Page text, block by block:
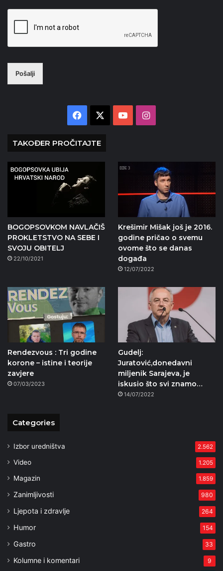
Pošalji
Facebook YouTubeInstagram
TAKOĐER PROČITAJTE
BOGOPSOVKOM NAVLAČIŠ
PROKLETSTVO NA SEBE I
SVOJU OBITELJ
22/10/2021
Krešimir Mišak još je 2016.
godine pričao o svemu
ovome što se danas
događa
12/07/2022
Rendezvous : Tri godine
korone – istine i teorije
zavjere
07/03/2023
Gudelj:
Juratović,donedavni
miljenik Sarajeva, je
iskusio što svi znamo…
14/07/2022
Categories
Izbor uredništva 2.562
Video 1.205
Magazin 1.859
Zanimljivosti 980
Ljepota i zdravlje 264
Humor 154
Gastro 33
Kolumne i komentari 9